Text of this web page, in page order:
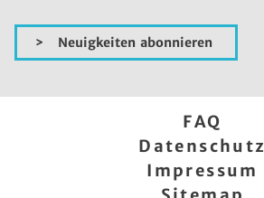
Neuigkeiten abonnieren
FAQ
Datenschutz
Impressum